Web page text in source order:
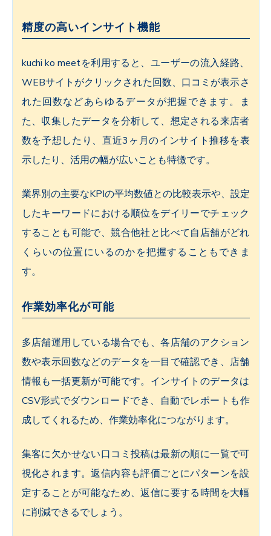
精度の高いインサイト機能
kuchi ko meetを利用すると、ユーザーの流入経路、
WEBサイトがクリックされた回数、口コミが表示さ
れた回数などあらゆるデータが把握できます。ま
た、収集したデータを分析して、想定される来店者
数を予想したり、直近3ヶ月のインサイト推移を表
示したり、活用の幅が広いことも特徴です。
業界別の主要なKPIの平均数値との比較表示や、設定
したキーワードにおける順位をデイリーでチェック
することも可能で、競合他社と比べて自店舗がどれ
くらいの位置にいるのかを把握することもできま
す。
作業効率化が可能
多店舗運用している場合でも、各店舗のアクション
数や表示回数などのデータを一目で確認でき、店舗
情報も一括更新が可能です。インサイトのデータは
CSV形式でダウンロードでき、自動でレポートも作
成してくれるため、作業効率化につながります。
集客に欠かせない口コミ投稿は最新の順に一覧で可
視化されます。返信内容も評価ごとにパターンを設
定することが可能なため、返信に要する時間を大幅
に削減できるでしょう。